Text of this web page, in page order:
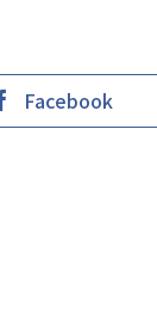
Facebook